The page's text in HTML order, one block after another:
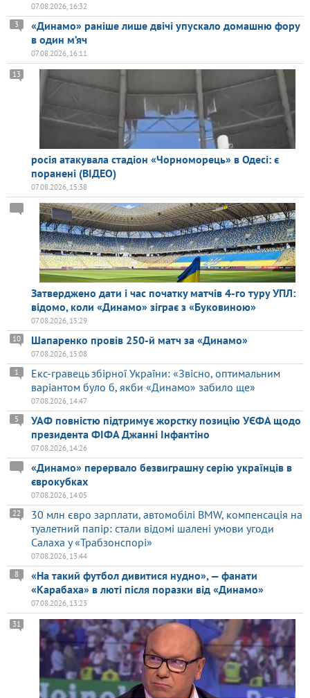
07.08.2026, 16:32
«Динамо» раніше лише двічі упускало домашню фору
в один м’яч
3
07.08.2026, 16:11
росія атакувала стадіон «Чорноморець» в Одесі: є
поранені (ВІДЕО)
13
07.08.2026, 15:38
Затверджено дати і час початку матчів 4-го туру УПЛ:
відомо, коли «Динамо» зіграє з «Буковиною»
07.08.2026, 15:29
Шапаренко провів 250-й матч за «Динамо»
10
07.08.2026, 15:08
Екс-гравець збірної України: «Звісно, оптимальним
варіантом було б, якби «Динамо» забило ще»
1
07.08.2026, 14:47
УАФ повністю підтримує жорстку позицію УЄФА щодо
президента ФІФА Джанні Інфантіно
5
07.08.2026, 14:26
«Динамо» перервало безвиграшну серію українців в
єврокубках
07.08.2026, 14:05
30 млн євро зарплати, автомобілі BMW, компенсація на
туалетний папір: стали відомі шалені умови угоди
Салаха у «Трабзонспорі»
22
07.08.2026, 13:44
«На такий футбол дивитися нудно», — фанати
«Карабаха» в люті після поразки від «Динамо»
8
07.08.2026, 13:23
31